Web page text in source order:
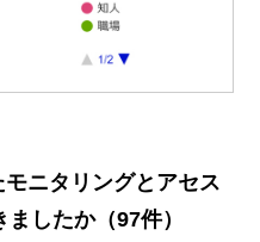
ニタリングとアセス
したか（97件）